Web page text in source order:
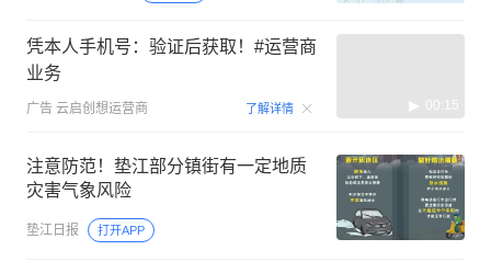
凭本人手机号：验证后获取！#运营商
业务
广告 云启创想运营商 了解详情 00:15
注意防范！垫江部分镇街有一定地质
灾害气象风险
垫江日报 打开APP